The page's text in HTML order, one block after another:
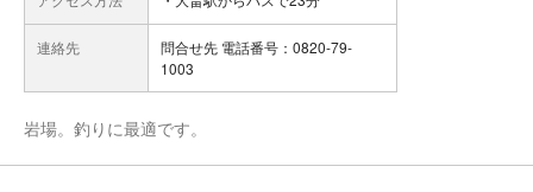
連絡先
問合せ先 電話番号：0820-79-
1003
岩場。釣りに最適です。